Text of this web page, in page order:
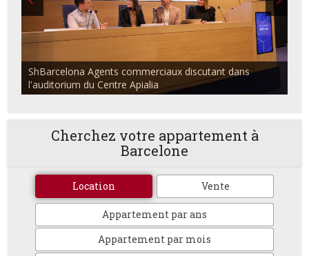
ShBarcelona Agents commerciaux discutant dans
l'auditorium du Centre Apialia
Cherchez votre appartement à
Barcelone
Location Vente
Appartement par ans
Appartement par mois